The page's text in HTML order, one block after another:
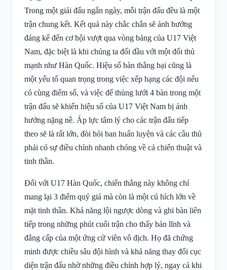
Trong một giải đấu ngắn ngày, mỗi trận đấu đều là một
trận chung kết. Kết quả này chắc chắn sẽ ảnh hưởng
đáng kể đến cơ hội vượt qua vòng bảng của U17 Việt
Nam, đặc biệt là khi chúng ta đối đầu với một đối thủ
mạnh như Hàn Quốc. Hiệu số bàn thắng bại cũng là
một yếu tố quan trọng trong việc xếp hạng các đội nếu
có cùng điểm số, và việc để thủng lưới 4 bàn trong một
trận đấu sẽ khiến hiệu số của U17 Việt Nam bị ảnh
hưởng nặng nề. Áp lực tâm lý cho các trận đấu tiếp
theo sẽ là rất lớn, đòi hỏi ban huấn luyện và các cầu thủ
phải có sự điều chỉnh nhanh chóng về cả chiến thuật và
tinh thần.
Đối với U17 Hàn Quốc, chiến thắng này không chỉ
mang lại 3 điểm quý giá mà còn là một cú hích lớn về
mặt tinh thần. Khả năng lội ngược dòng và ghi bàn liên
tiếp trong những phút cuối trận cho thấy bản lĩnh và
đẳng cấp của một ứng cử viên vô địch. Họ đã chứng
minh được chiều sâu đội hình và khả năng thay đổi cục
diện trận đấu nhờ những điều chỉnh hợp lý, ngay cả khi